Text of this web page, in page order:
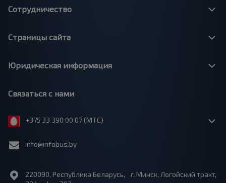
Сотрудничество
Страницы сайта
Юридическая информация
Связаться с нами
+375 33 390 00 07 (МТС)
info@infobus.by
220090, Республика Беларусь, г. Минск, Логойский тракт,